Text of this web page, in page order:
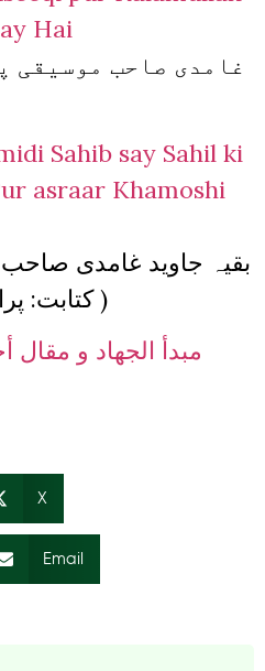
Hai
Sahib say Sahil ki
asraar Khamoshi
کتابت: پراسرار خاموشی کیوں؟ )
مبدأ الجهاد و مقال
X
Email